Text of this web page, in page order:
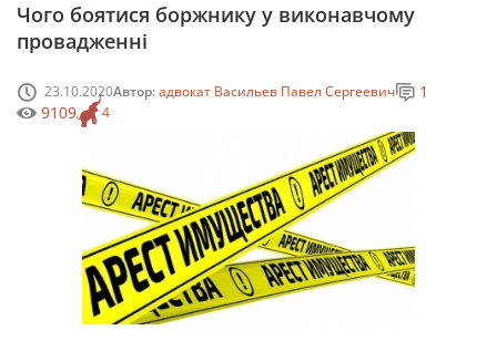
Чого боятися боржнику у виконавчому
провадженні
23.10.2020Автор:адвокат Васильев Павел Сергеевич
4
1
9109